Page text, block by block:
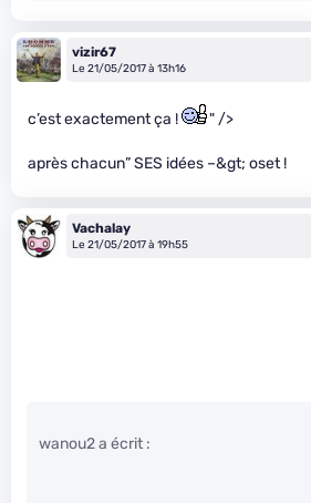
vizir67
Le 21/05/2017 à 13h16
c’est exactement ça ! " />
après chacun” SES idées –&gt; oset !
Vachalay
Le 21/05/2017 à 19h55
wanou2 a écrit :